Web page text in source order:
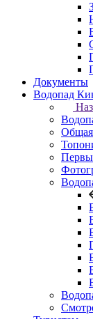
Документы
Водопад